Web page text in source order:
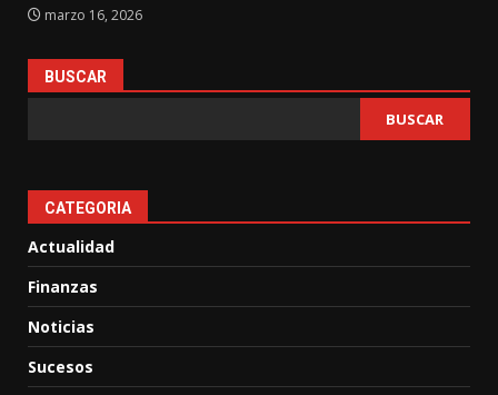
marzo 16, 2026
BUSCAR
BUSCAR
CATEGORIA
Actualidad
Finanzas
Noticias
Sucesos